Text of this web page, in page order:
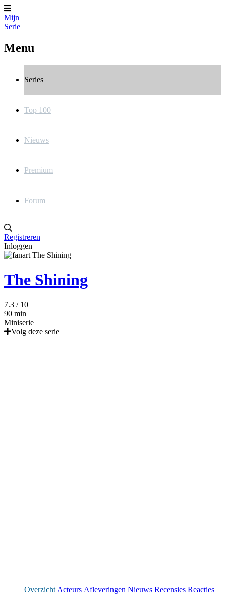
Mijn
Serie
Menu
Series
Top 100
Nieuws
Premium
Forum
Registreren
Inloggen
The Shining
7.3 / 10
90 min
Miniserie
Volg deze serie
Overzicht Acteurs Afleveringen Nieuws Recensies Reacties